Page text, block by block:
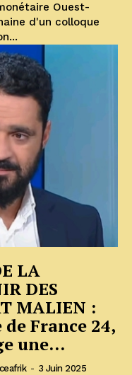
Ouest-
d'un colloque
LA
DES
MALIEN :
France 24,
une...
- 3 Juin 2025